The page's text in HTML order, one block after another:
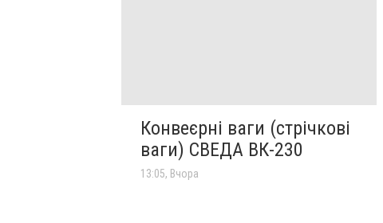
Конвеєрні ваги (стрічкові
ваги) СВЕДА ВК-230
13:05, Вчора